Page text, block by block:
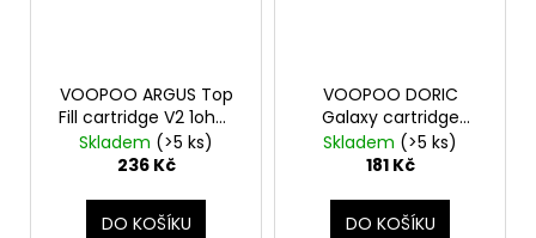
VOOPOO ARGUS Top
Fill cartridge V2 1ohm
2ml 3Pack
Skladem (>5 ks)
236 Kč
DO KOŠÍKU
VOOPOO DORIC
Galaxy cartridge
1,2ohm 2ml 2Pack
Skladem (>5 ks)
181 Kč
DO KOŠÍKU